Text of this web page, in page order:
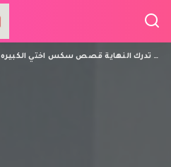
تركت يد أخيها تعبث ببظرها و شعر كسها ولا تدرك النهاية قصص سكس اختي الكبيره